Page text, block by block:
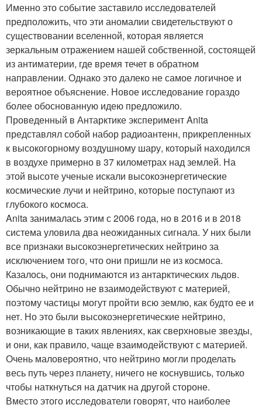
Именно это событие заставило исследователей
предположить, что эти аномалии свидетельствуют о
существовании вселенной, которая является
зеркальным отражением нашей собственной, состоящей
из антиматерии, где время течет в обратном
направлении. Однако это далеко не самое логичное и
вероятное объяснение. Новое исследование гораздо
более обоснованную идею предложило.
Проведенный в Антарктике эксперимент Anita
представлял собой набор радиоантенн, прикрепленных
к высокогорному воздушному шару, который находился
в воздухе примерно в 37 километрах над землей. На
этой высоте ученые искали высокоэнергетические
космические лучи и нейтрино, которые поступают из
глубокого космоса.
Anita занималась этим с 2006 года, но в 2016 и в 2018
система уловила два неожиданных сигнала. У них были
все признаки высокоэнергетических нейтрино за
исключением того, что они пришли не из космоса.
Казалось, они поднимаются из антарктических льдов.
Обычно нейтрино не взаимодействуют с материей,
поэтому частицы могут пройти всю землю, как будто ее и
нет. Но это были высокоэнергетические нейтрино,
возникающие в таких явлениях, как сверхновые звезды,
и они, как правило, чаще взаимодействуют с материей.
Очень маловероятно, что нейтрино могли проделать
весь путь через планету, ничего не коснувшись, только
чтобы наткнуться на датчик на другой стороне.
Вместо этого исследователи говорят, что наиболее